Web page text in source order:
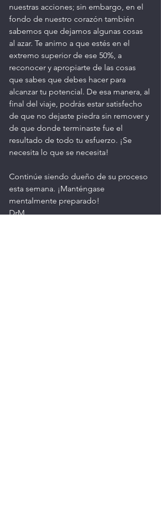
nuestras acciones; sin embargo, en el
fondo de nuestro corazón también
sabemos que dejamos algunas cosas
al azar. Te animo a que estés en el
extremo superior de ese 50%, a
reconocer y apropiarte de las cosas
que sabes que debes hacer para
alcanzar tu potencial. De esa manera, al
final del viaje, podrás estar satisfecho
de que no dejaste piedra sin remover y
de que donde terminaste fue el
resultado de todo tu esfuerzo. ¡Se
necesita lo que se necesita!
Continúe siendo dueño de su proceso
esta semana. ¡Manténgase
mentalmente preparado!
DrM